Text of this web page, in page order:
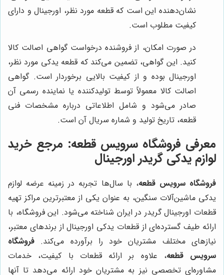
نشان‌دهنده این است که قطعه مورد نظر، اورجینال و دارای
کیفیت مطلوب است.
در صورت امکان، از فروشنده درخواست گواهی اصالت کالا
کنید. این گواهی، تضمین می‌کند که قطعه یدکی مورد نظر،
اورجینال بوده و از کیفیت بالایی برخوردار است. گواهی
اصالت کالا معمولاً توسط تولیدکننده یا نماینده رسمی آن
صادر می‌شود و شامل اطلاعاتی درباره مشخصات فنی
قطعه، تاریخ تولید و شماره سریال آن است.
معرفی فروشگاه سرویس قطعه: مرجع خرید
لوازم یدکی گریدر اورجینال
فروشگاه سرویس قطعه، با سال‌ها تجربه در زمینه عرضه لوازم
یدکی ماشین‌آلات سنگین، به عنوان یکی از معتبرترین مراکز تهیه
قطعات اورجینال گریدر در ایران شناخته می‌شود. این فروشگاه، با
ارائه طیف گسترده‌ای از قطعات یدکی اورجینال از برندهای معتبر،
نیازهای مختلف مشتریان خود را برآورده می‌کند. فروشگاه
سرویس قطعه، علاوه بر ارائه قطعات با کیفیت، خدمات
مشاوره‌ای تخصصی نیز به مشتریان خود ارائه می‌دهد تا آنها